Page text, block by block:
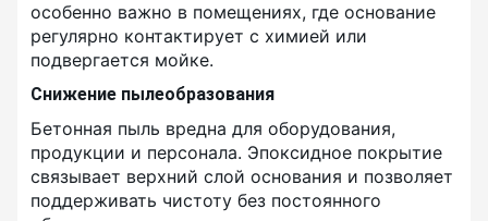
особенно важно в помещениях, где основание
регулярно контактирует с химией или
подвергается мойке.
Снижение пылеобразования
Бетонная пыль вредна для оборудования,
продукции и персонала. Эпоксидное покрытие
связывает верхний слой основания и позволяет
поддерживать чистоту без постоянного